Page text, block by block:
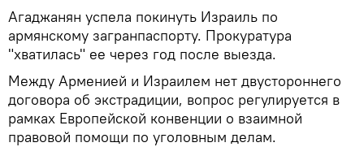
Агаджанян успела покинуть Израиль по
армянскому загранпаспорту. Прокуратура
"хватилась" ее через год после выезда.
Между Арменией и Израилем нет двустороннего
договора об экстрадиции, вопрос регулируется в
рамках Европейской конвенции о взаимной
правовой помощи по уголовным делам.